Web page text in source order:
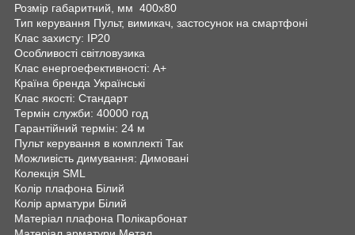
Розмір габаритний, мм 400х80
Тип керування Пульт, вимикач, застосунок на смартфоні
Клас захисту: IP20
Особливості світловузика
Клас енергоефективності: A+
Країна бренда Українські
Клас якості: Стандарт
Термін служби: 40000 год
Гарантійний термін: 24 м
Пульт керування в комплекті Так
Можливість димування: Димовані
Колекція SML
Колір плафона Білий
Колір арматури Білий
Матеріал плафона Полікарбонат